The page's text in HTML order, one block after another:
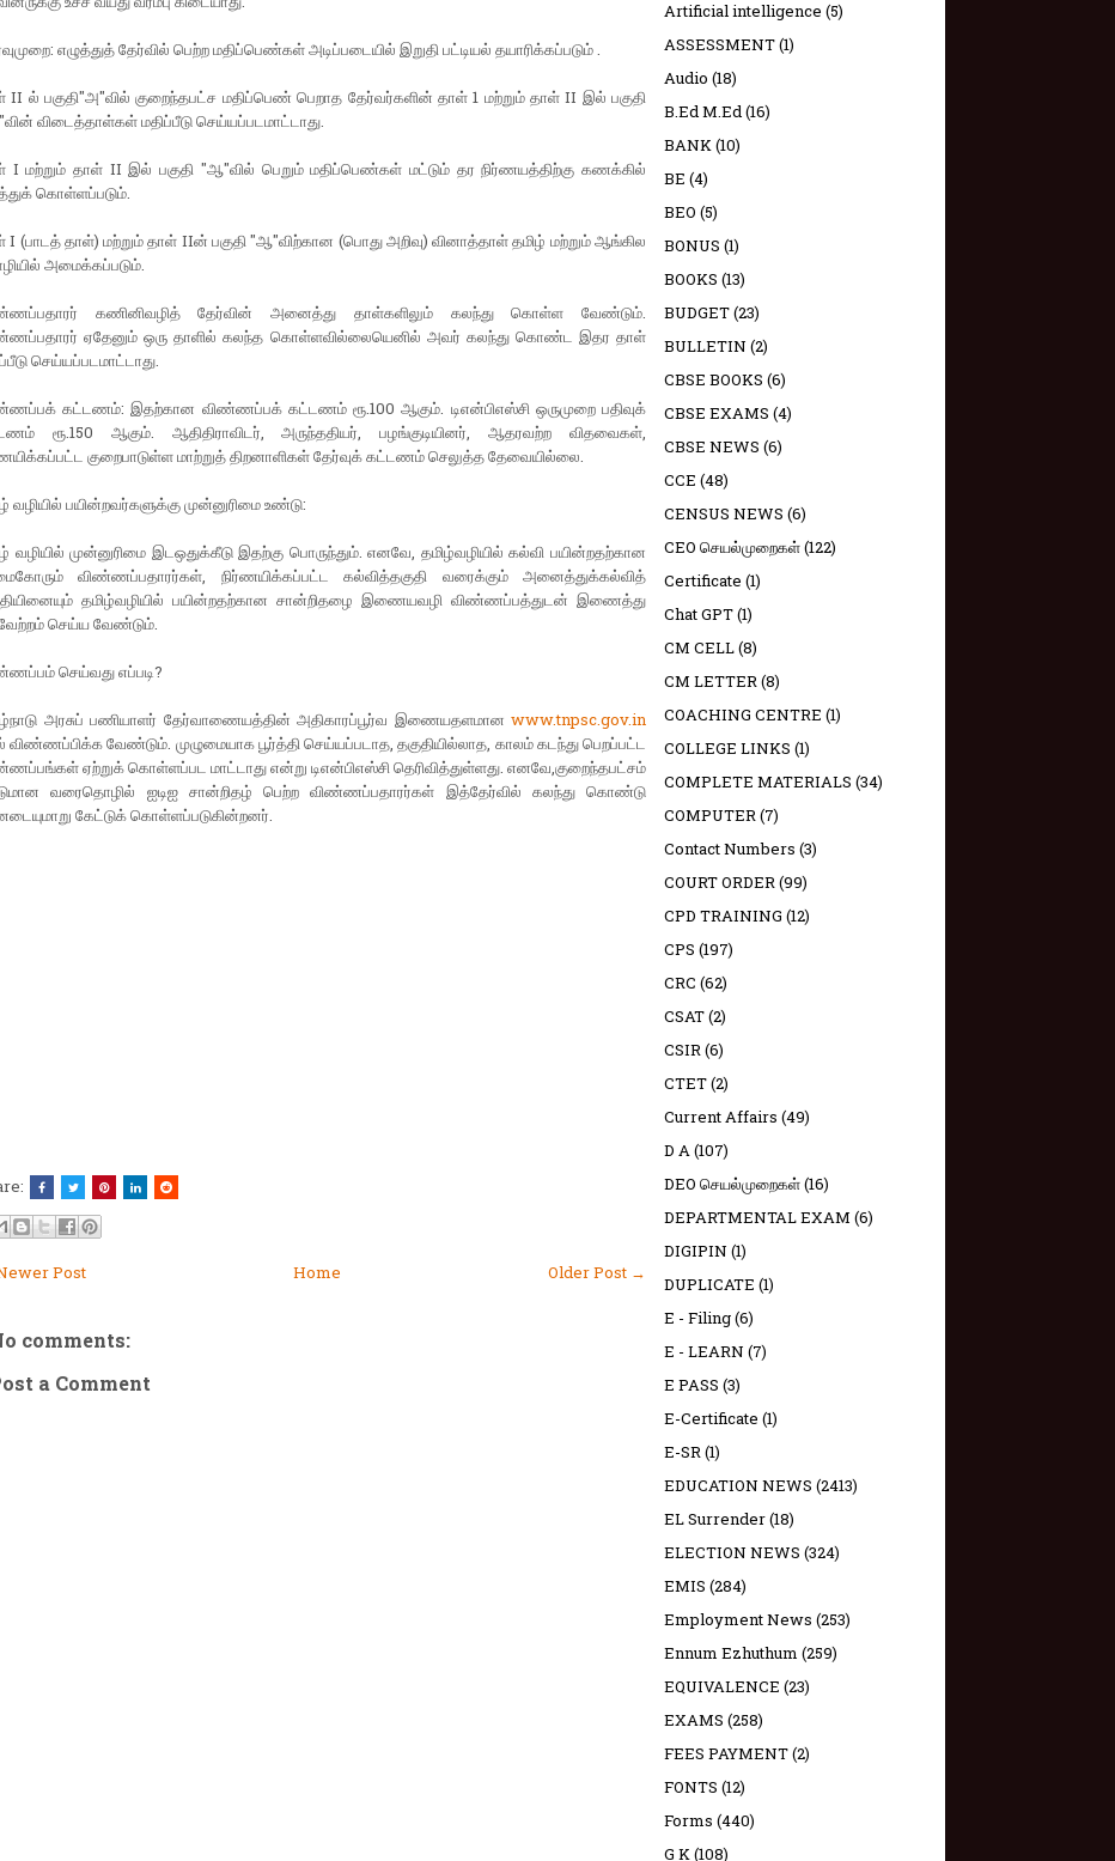
எழுத்துத் தேர்வில் பெற்ற மதிப்பெண்கள் அடிப்படையில் இறுதி பட்டியல் தயாரிக்கப்படும் .
II ல் பகுதி"அ"வில் குறைந்தபட்ச மதிப்பெண் பெறாத தேர்வர்களின் தாள் 1 மற்றும் தாள் II இல் பகுதி
விடைத்தாள்கள் மதிப்பீடு செய்யப்படமாட்டாது.
I மற்றும் தாள் II இல் பகுதி "ஆ"வில் பெறும் மதிப்பெண்கள் மட்டும் தர நிர்ணயத்திற்கு கணக்கில்
கொள்ளப்படும்.
I (பாடத் தாள்) மற்றும் தாள் IIன் பகுதி "ஆ"விற்கான (பொது அறிவு) வினாத்தாள் தமிழ் மற்றும் ஆங்கில
அமைக்கப்படும்.
கணினிவழித் தேர்வின் அனைத்து தாள்களிலும் கலந்து கொள்ள வேண்டும்.
ஏதேனும் ஒரு தாளில் கலந்த கொள்ளவில்லையெனில் அவர் கலந்து கொண்ட இதர தாள்
செய்யப்படமாட்டாது.
கட்டணம்: இதற்கான விண்ணப்பக் கட்டணம் ரூ.100 ஆகும். டிஎன்பிஎஸ்சி ஒருமுறை பதிவுக்
ரூ.150 ஆகும். ஆதிதிராவிடர், அருந்ததியர், பழங்குடியினர், ஆதரவற்ற விதவைகள்,
குறைபாடுள்ள மாற்றுத் திறனாளிகள் தேர்வுக் கட்டணம் செலுத்த தேவையில்லை.
வழியில் பயின்றவர்களுக்கு முன்னுரிமை உண்டு:
வழியில் முன்னுரிமை இடஒதுக்கீடு இதற்கு பொருந்தும். எனவே, தமிழ்வழியில் கல்வி பயின்றதற்கான
விண்ணப்பதாரர்கள், நிர்ணயிக்கப்பட்ட கல்வித்தகுதி வரைக்கும் அனைத்துக்கல்வித்
தமிழ்வழியில் பயின்றதற்கான சான்றிதழை இணையவழி விண்ணப்பத்துடன் இணைத்து
செய்ய வேண்டும்.
செய்வது எப்படி?
அரசுப் பணியாளர் தேர்வாணையத்தின் அதிகாரப்பூர்வ இணையதளமான www.tnpsc.gov.in
விண்ணப்பிக்க வேண்டும். முழுமையாக பூர்த்தி செய்யப்படாத, தகுதியில்லாத, காலம் கடந்து பெறப்பட்ட
ஏற்றுக் கொள்ளப்பட மாட்டாது என்று டிஎன்பிஎஸ்சி தெரிவித்துள்ளது. எனவே,குறைந்தபட்சம்
வரைதொழில் ஐடிஐ சான்றிதழ் பெற்ற விண்ணப்பதாரர்கள் இத்தேர்வில் கலந்து கொண்டு
கேட்டுக் கொள்ளப்படுகின்றனர்.
Post Older Post →
Home
comments:
a Comment
Artificial intelligence (5)
ASSESSMENT(1)
Audio (18)
B.Ed M.Ed(16)
BANK(10)
BE (4)
BEO (5)
BONUS (1)
BOOKS (13)
BUDGET(23)
BULLETIN (2)
CBSE BOOKS (6)
CBSE EXAMS (4)
CBSE NEWS (6)
CCE (48)
CENSUS NEWS (6)
CEO செயல்முறைகள்(122)
Certificate (1)
Chat GPT(1)
CM CELL(8)
CM LETTER(8)
COACHING CENTRE (1)
COLLEGE LINKS (1)
COMPLETE MATERIALS (34)
COMPUTER(7)
Contact Numbers (3)
COURT ORDER(99)
CPD TRAINING (12)
CPS (197)
CRC (62)
CSAT(2)
CSIR(6)
CTET(2)
Current Affairs (49)
D A(107)
DEO செயல்முறைகள்(16)
DEPARTMENTAL EXAM (6)
DIGIPIN (1)
DUPLICATE (1)
E - Filing(6)
E - LEARN (7)
E PASS (3)
E-Certificate (1)
E-SR(1)
EDUCATION NEWS (2413)
EL Surrender(18)
ELECTION NEWS (324)
EMIS (284)
Employment News (253)
Ennum Ezhuthum (259)
EQUIVALENCE (23)
EXAMS (258)
FEES PAYMENT(2)
FONTS (12)
Forms (440)
G K(108)